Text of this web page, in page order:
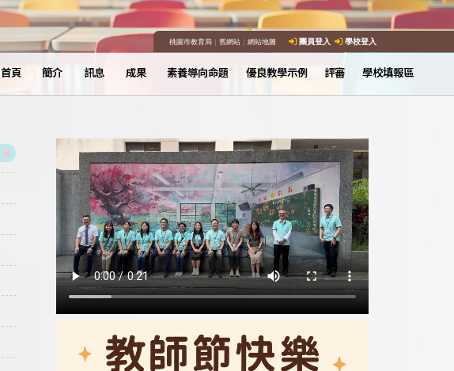
桃園市教育局｜ 舊網站｜ 網站地圖 團員登入 學校登入
首頁 簡介 訊息 成果 素養導向命題 優良教學示例 評審 學校填報區